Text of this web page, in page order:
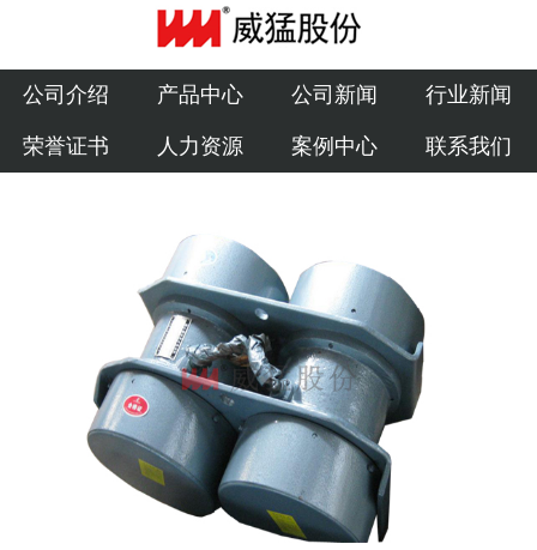
公司介绍
产品中心
公司新闻
荣誉证书
人力资源
案例中心
联系我们
公司介绍 产品中心 公司新闻 行业新闻
荣誉证书 人力资源 案例中心 联系我们